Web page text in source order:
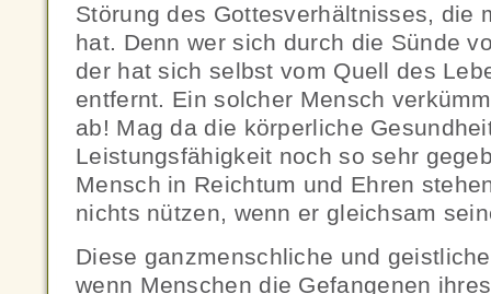
Störung des Gottesverhältnisses, die
hat. Denn wer sich durch die Sünde
der hat sich selbst vom Quell des
entfernt. Ein solcher Mensch
ab! Mag da die körperliche
Leistungsfähigkeit noch so sehr
Mensch in Reichtum und Ehren
nichts nützen, wenn er gleichsam
Diese ganzmenschliche und
wenn Menschen die Gefangenen